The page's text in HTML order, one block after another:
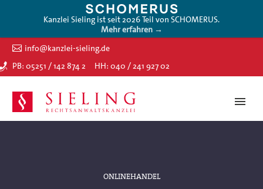
Kanzlei Sieling ist seit 2026 Teil von SCHOMERUS.
Mehr erfahren →
info@kanzlei-sieling.de
PB: 05251 / 142 874 2
HH: 040 / 241 927 02
ONLINEHANDEL